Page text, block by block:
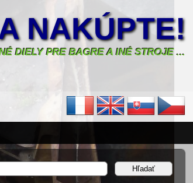
NAKÚPTE!
DIELY PRE BAGRE A INÉ STROJE ...